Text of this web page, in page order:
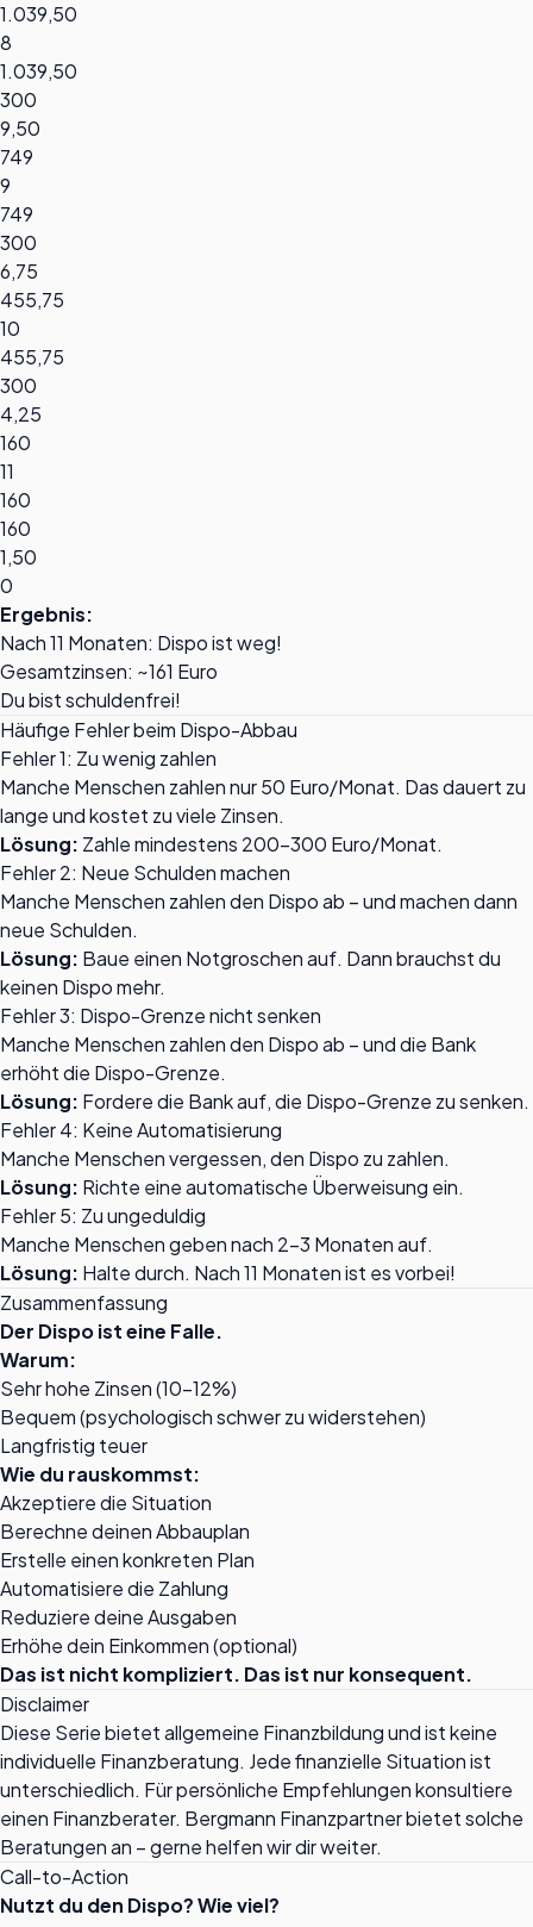
1.039,50
8
1.039,50
300
9,50
749
9
749
300
6,75
455,75
10
455,75
300
4,25
160
11
160
160
1,50
0
Ergebnis:
Nach 11 Monaten: Dispo ist weg!
Gesamtzinsen: ~161 Euro
Du bist schuldenfrei!
Häufige Fehler beim Dispo-Abbau
Fehler 1: Zu wenig zahlen
Manche Menschen zahlen nur 50 Euro/Monat. Das dauert zu
lange und kostet zu viele Zinsen.
Lösung: Zahle mindestens 200-300 Euro/Monat.
Fehler 2: Neue Schulden machen
Manche Menschen zahlen den Dispo ab – und machen dann
neue Schulden.
Lösung: Baue einen Notgroschen auf. Dann brauchst du
keinen Dispo mehr.
Fehler 3: Dispo-Grenze nicht senken
Manche Menschen zahlen den Dispo ab – und die Bank
erhöht die Dispo-Grenze.
Lösung: Fordere die Bank auf, die Dispo-Grenze zu senken.
Fehler 4: Keine Automatisierung
Manche Menschen vergessen, den Dispo zu zahlen.
Lösung: Richte eine automatische Überweisung ein.
Fehler 5: Zu ungeduldig
Manche Menschen geben nach 2-3 Monaten auf.
Lösung: Halte durch. Nach 11 Monaten ist es vorbei!
Zusammenfassung
Der Dispo ist eine Falle.
Warum:
Sehr hohe Zinsen (10-12%)
Bequem (psychologisch schwer zu widerstehen)
Langfristig teuer
Wie du rauskommst:
Akzeptiere die Situation
Berechne deinen Abbauplan
Erstelle einen konkreten Plan
Automatisiere die Zahlung
Reduziere deine Ausgaben
Erhöhe dein Einkommen (optional)
Das ist nicht kompliziert. Das ist nur konsequent.
Disclaimer
Diese Serie bietet allgemeine Finanzbildung und ist keine
individuelle Finanzberatung. Jede finanzielle Situation ist
unterschiedlich. Für persönliche Empfehlungen konsultiere
einen Finanzberater. Bergmann Finanzpartner bietet solche
Beratungen an – gerne helfen wir dir weiter.
Call-to-Action
Nutzt du den Dispo? Wie viel?